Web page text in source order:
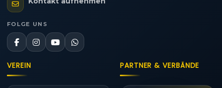
FOLGE UNS
VEREIN PARTNER & VERBÄNDE